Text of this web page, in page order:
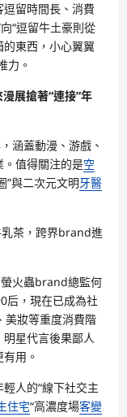
留時間長、消費
“逗留牛土豪則從
東西，小心翼翼
力。
展搶著“連接”年
涵蓋動漫、游戲、
值得關注的是空
”與二次元文明牙醫
乳茶，跨界brand進
螢火蟲brand總監何
后，現在已成為社
美妝等重度消費階
星代言後果鄙人
用。
輕人的“線下社交主
住宅“高濃度場客變